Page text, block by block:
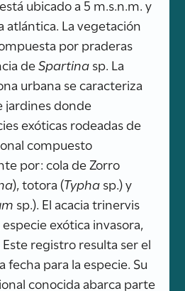
ubicado a 5 m.s.n.m. y
atlántica. La vegetación
por praderas
deSpartinasp. La
urbana se caracteriza
jardines donde
exóticas rodeadas de
compuesto
por: cola de Zorro
), totora (Typhasp.) y
sp.). El acacia trinervis
especie exótica invasora,
registro resulta ser el
fecha para la especie. Su
conocida abarca parte